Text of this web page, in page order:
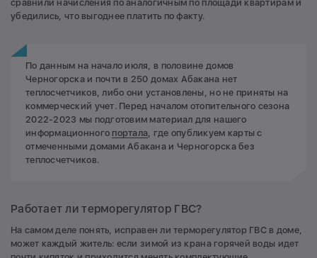
сравнили начисления по аналогичным по площади квартирам и
убедились, что выгоднее платить по факту.
По данным на начало июля, в половине домов
Черногорска и почти в 250 домах Абакана нет
теплосчетчиков, либо они установлены, но не приняты на
коммерческий учет. Перед началом отопительного сезона
2022-2023 мы подготовим материал для нашего
информационного портала, где опубликуем карты с
отмеченными домами Абакана и Черногорска без
теплосчетчиков.
Работает ли терморегулятор ГВС?
На самом деле понять, исправен ли терморегулятор ГВС в доме,
может каждый житель: если зимой из крана горячей воды идет